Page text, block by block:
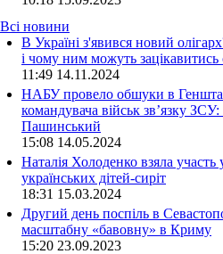
Всі новини
В Україні з'явився новий
і чому ним можуть
11:49 14.11.2024
НАБУ провело обшуки в
командувача військ зв’язку
Пашинський
15:08 14.05.2024
Наталія Холоденко взяла участь
українських дітей-сиріт
18:31 15.03.2024
Другий день поспіль в
масштабну «бавовну» в Криму
15:20 23.09.2023